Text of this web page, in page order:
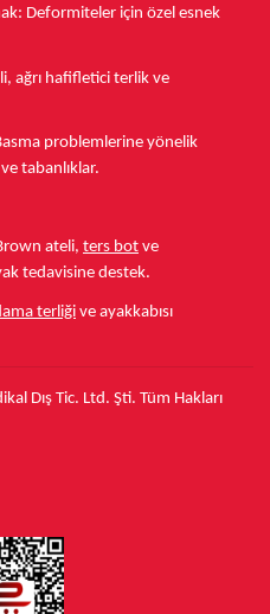
Deformiteler için özel esnek
ağrı hafifletici terlik ve
problemlerine yönelik
tabanlıklar.
ateli, ters bot ve
tedavisine destek.
terliği ve ayakkabısı
Dış Tic. Ltd. Şti. Tüm Hakları